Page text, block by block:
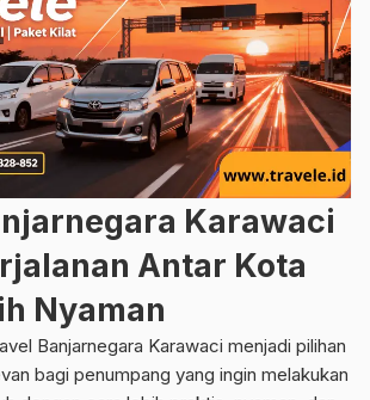
Karawaci
Antar Kota
Nyaman
Banjarnegara Karawaci menjadi pilihan
bagi penumpang yang ingin melakukan